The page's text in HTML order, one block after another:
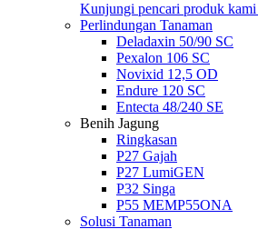
Kunjungi pencari produk kami
Perlindungan Tanaman
Deladaxin 50/90 SC
Pexalon 106 SC
Novixid 12,5 OD
Endure 120 SC
Entecta 48/240 SE
Benih Jagung
Ringkasan
P27 Gajah
P27 LumiGEN
P32 Singa
P55 MEMP55ONA
Solusi Tanaman